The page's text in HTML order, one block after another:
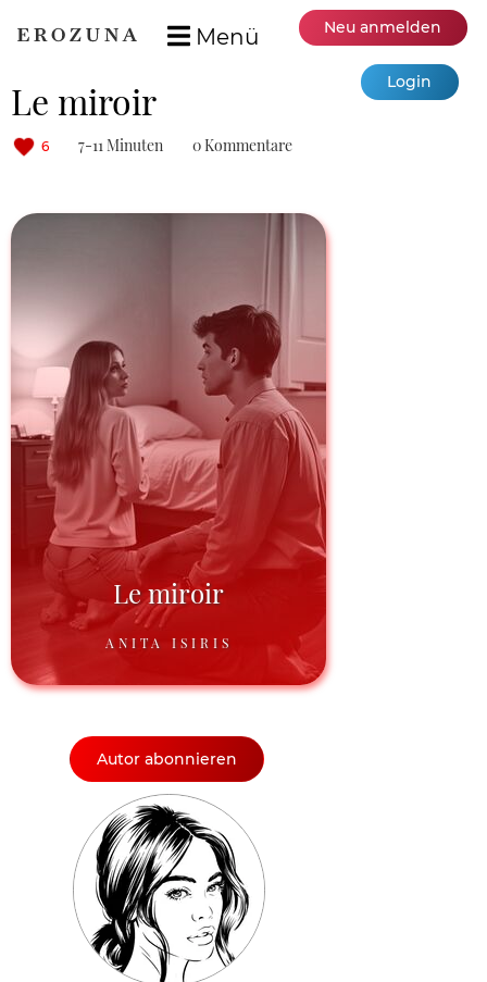
Menü Neu anmelden
Login
Le miroir
6 7-11 Minuten 0 Kommentare
Le miroir
ANITA ISIRIS
Autor abonnieren